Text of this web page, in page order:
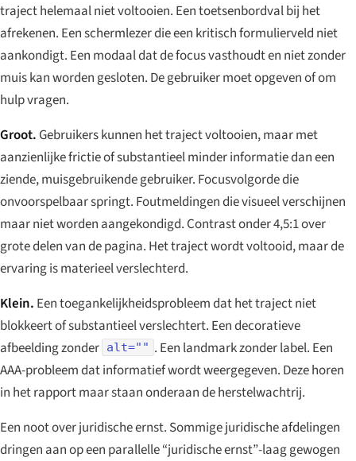
traject helemaal niet voltooien. Een toetsenbordval bij het
afrekenen. Een schermlezer die een kritisch formulierveld niet
aankondigt. Een modaal dat de focus vasthoudt en niet zonder
muis kan worden gesloten. De gebruiker moet opgeven of om
hulp vragen.
Groot. Gebruikers kunnen het traject voltooien, maar met
aanzienlijke frictie of substantieel minder informatie dan een
ziende, muisgebruikende gebruiker. Focusvolgorde die
onvoorspelbaar springt. Foutmeldingen die visueel verschijnen
maar niet worden aangekondigd. Contrast onder 4,5:1 over
grote delen van de pagina. Het traject wordt voltooid, maar de
ervaring is materieel verslechterd.
Klein. Een toegankelijkheidsprobleem dat het traject niet
blokkeert of substantieel verslechtert. Een decoratieve
afbeelding zonder alt="" . Een landmark zonder label. Een
AAA-probleem dat informatief wordt weergegeven. Deze horen
in het rapport maar staan onderaan de herstelwachtrij.
Een noot over juridische ernst. Sommige juridische afdelingen
dringen aan op een parallelle “juridische ernst”-laag gewogen